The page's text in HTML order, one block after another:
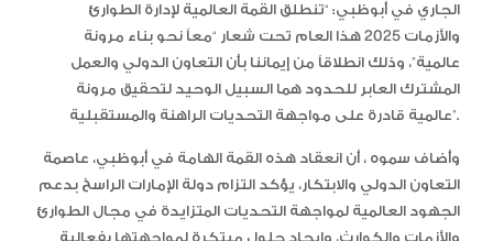
الجاري في أبوظبي: “تنطلق القمة العالمية لإدارة الطوارئ
والأزمات 2025 هذا العام تحت شعار “معاً نحو بناء مرونة
عالمية”، وذلك انطلاقاً من إيماننا بأن التعاون الدولي والعمل
المشترك العابر للحدود هما السبيل الوحيد لتحقيق مرونة
عالمية قادرة على مواجهة التحديات الراهنة والمستقبلية”.
وأضاف سموه ، أن انعقاد هذه القمة الهامة في أبوظبي، عاصمة
التعاون الدولي والابتكار، يؤكد التزام دولة الإمارات الراسخ بدعم
الجهود العالمية لمواجهة التحديات المتزايدة في مجال الطوارئ
والأزمات والكوارث، وإيجاد حلول مبتكرة لمواجهتها بفعالية